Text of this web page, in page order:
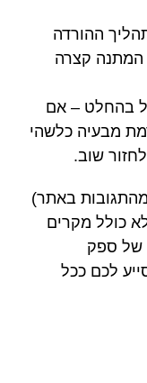
ההורדה
קצרה
בהחלט – אם
מבעיה כלשהי
שוב.
מהתגובות באתר)
כולל מקרים
של ספק
לכם ככל